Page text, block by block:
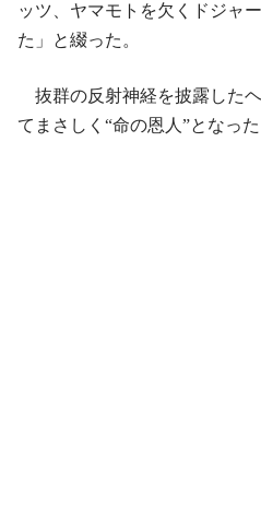
ッツ、ヤマモトを欠くドジャ
た」と綴った。
抜群の反射神経を披露した
てまさしく“命の恩人”となった